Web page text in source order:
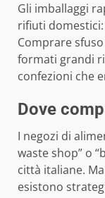
Gli imballaggi
rifiuti
Comprare
formati grandi
confezioni che
Dove
I negozi di
waste shop” o
città italiane.
esistono